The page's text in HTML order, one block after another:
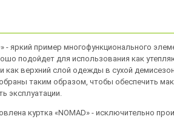
- яркий пример многофункционального
подойдет для использования как
как верхний слой одежды в сухой
таким образом, чтобы обеспечить
эксплуатации.
куртка «NOMAD» - исключительно